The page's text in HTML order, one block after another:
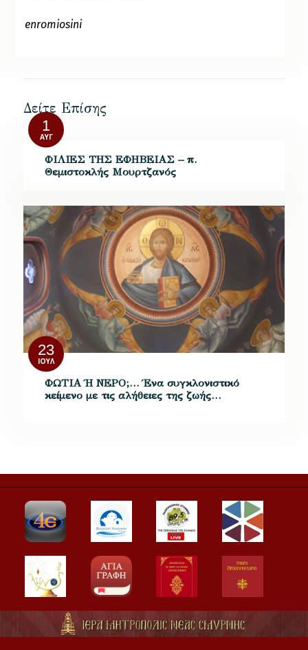
enromiosini
Δείτε Επίσης
1
ΑΥΓ
ΦΙΛΙΕΣ ΤΗΣ ΕΦΗΒΕΙΑΣ – π.
Θεμιστοκλής Μουρτζανός
23
ΙΟΎΛ
ΦΩΤΙΑ Ή ΝΕΡΟ;… Ένα συγκλονιστικό
κείμενο με τις αλήθειες της ζωής…